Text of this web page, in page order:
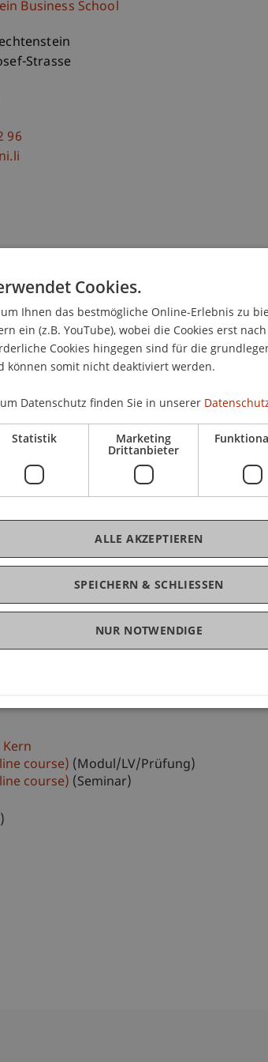
Business School
Strasse
96
(Vorlesung)
(online course)
(online course)(Seminar)
Kern
course) (Modul/LV/Prüfung)
course) (Seminar)
Cookies.
Ihnen das bestmögliche Online-Erlebnis zu
ein (z.B. YouTube), wobei die Cookies erst
Cookies hingegen sind für die
können somit nicht deaktiviert werden.
Datenschutz finden Sie in unserer
Statistik Marketing
Drittanbieter
SPEICHERN & SCHLIESSEN
ALLE AKZEPTIEREN
NUR NOTWENDIGE